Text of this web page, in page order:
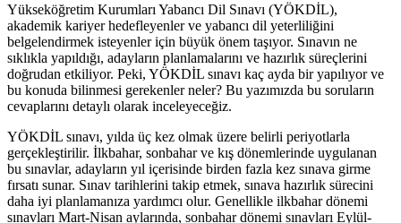
Yükseköğretim Kurumları Yabancı Dil Sınavı (YÖKDİL),
akademik kariyer hedefleyenler ve yabancı dil yeterliliğini
belgelendirmek isteyenler için büyük önem taşıyor. Sınavın ne
sıklıkla yapıldığı, adayların planlamalarını ve hazırlık süreçlerini
doğrudan etkiliyor. Peki, YÖKDİL sınavı kaç ayda bir yapılıyor ve
bu konuda bilinmesi gerekenler neler? Bu yazımızda bu soruların
cevaplarını detaylı olarak inceleyeceğiz.
YÖKDİL sınavı, yılda üç kez olmak üzere belirli periyotlarla
gerçekleştirilir. İlkbahar, sonbahar ve kış dönemlerinde uygulanan
bu sınavlar, adayların yıl içerisinde birden fazla kez sınava girme
fırsatı sunar. Sınav tarihlerini takip etmek, sınava hazırlık sürecini
daha iyi planlamanıza yardımcı olur. Genellikle ilkbahar dönemi
sınavları Mart-Nisan aylarında, sonbahar dönemi sınavları Eylül-